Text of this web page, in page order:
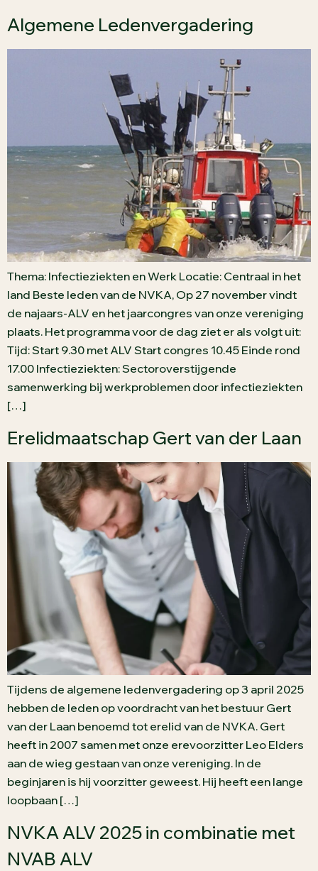
Algemene Ledenvergadering
Thema: Infectieziekten en Werk Locatie: Centraal in het
land Beste leden van de NVKA, Op 27 november vindt
de najaars-ALV en het jaarcongres van onze vereniging
plaats. Het programma voor de dag ziet er als volgt uit:
Tijd: Start 9.30 met ALV Start congres 10.45 Einde rond
17.00 Infectieziekten: Sectoroverstijgende
samenwerking bij werkproblemen door infectieziekten
[…]
Erelidmaatschap Gert van der Laan
Tijdens de algemene ledenvergadering op 3 april 2025
hebben de leden op voordracht van het bestuur Gert
van der Laan benoemd tot erelid van de NVKA. Gert
heeft in 2007 samen met onze erevoorzitter Leo Elders
aan de wieg gestaan van onze vereniging. In de
beginjaren is hij voorzitter geweest. Hij heeft een lange
loopbaan […]
NVKA ALV 2025 in combinatie met
NVAB ALV